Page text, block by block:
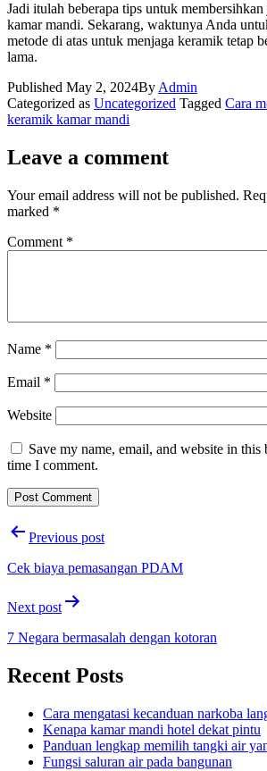
Jadi itulah beberapa tips untuk
kamar mandi. Sekarang, waktunya Anda
metode di atas untuk menjaga keramik tetap
lama.
Published May 2, 2024By Admin
Categorized as Uncategorized Tagged Cara
keramik kamar mandi
Leave a comment
Your email address will not be published.
marked *
Comment *
Name *
Email *
Website
Save my name, email, and website in
time I comment.
PostPrevious post
Cek biaya pemasangan PDAM
Next post
7 Negara bermasalah dengan kotoran
Recent Posts
Cara mengatasi kecanduan narkoba
Kenapa kamar mandi hotel dekat pintu
Panduan lengkap memilih tangki air
Fungsi saluran air pada bangunan